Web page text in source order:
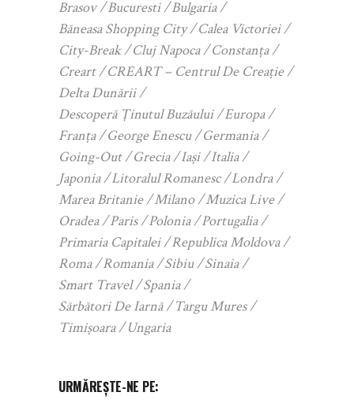
Brasov Bucuresti
Bulgaria
Băneasa Shopping City
Calea Victoriei
City-Break
Cluj Napoca
Constanța
Creart
CREART – Centrul De Creație
Delta Dunării
Descoperă Ținutul Buzăului
Europa
Franța
George Enescu
Germania
Going-Out
Grecia Iași
Italia
Japonia
Litoralul Romanesc
Londra
Marea Britanie
Milano
Muzica Live
Oradea
Paris Polonia
Portugalia
Primaria Capitalei
Republica Moldova
Roma
Romania Sibiu
Sinaia
Smart Travel
Spania
Sărbători De Iarnă
Targu Mures
Timișoara
Ungaria
URMĂREȘTE-NE PE: